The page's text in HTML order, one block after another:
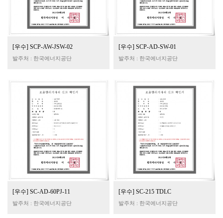
[우수] SCP-AW-JSW-02
발주처 : 한국에너지공단
[우수] SCP-AD-SW-01
발주처 : 한국에너지공단
[우수] SC-AD-60PJ-11
발주처 : 한국에너지공단
[우수] SC-215 TDLC
발주처 : 한국에너지공단